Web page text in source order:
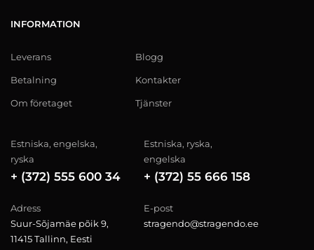
INFORMATION
Leverans
Betalning
Om företaget
Blogg
Kontakter
Tjänster
Estniska, engelska,
ryska
+ (372) 555 600 34
Estniska, ryska,
engelska
+ (372) 55 666 158
Adress
Suur-Sõjamäe põik 9,
11415 Tallinn, Eesti
E-post
stragendo@stragendo.ee